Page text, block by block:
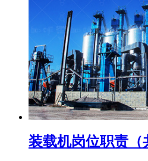
装载机岗位职责（